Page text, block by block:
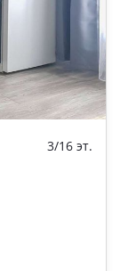
3/16 эт.